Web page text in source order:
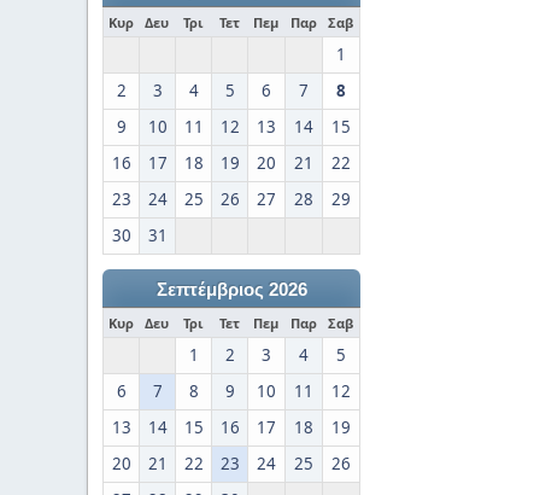
Κυρ Δευ Τρι Τετ Πεμ Παρ Σαβ
1
2
3 4 5 6 7
8
9
10 11 12 13 14
15
16
17 18 19 20 21
22
23
24 25 26 27 28
29
30
31
Σεπτέμβριος 2026
Κυρ Δευ Τρι Τετ Πεμ Παρ Σαβ
1 2 3 4
5
6
7 8 9 10 11
12
13
14 15 16 17 18
19
20
21 22 23 24 25
26